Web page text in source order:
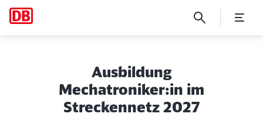
Ausbildung
Mechatroniker:in im
Streckennetz 2027